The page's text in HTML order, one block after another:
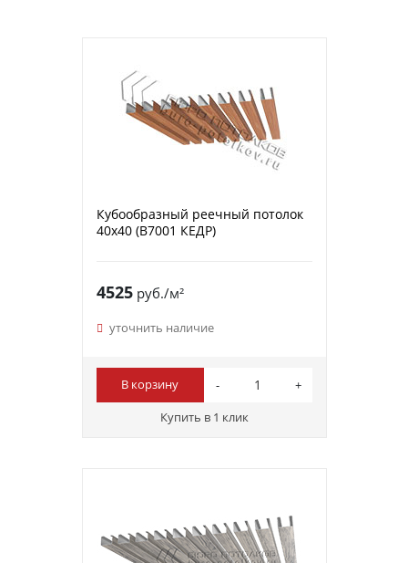
Кубообразный реечный потолок
40х40 (B7001 КЕДР)
4525руб./м²
уточнить наличие
В корзину
Купить в 1 клик